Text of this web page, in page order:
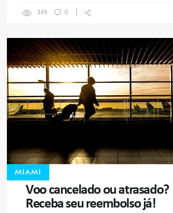
349 0
MIAMI
Voo cancelado ou atrasado?
Receba seu reembolso já!